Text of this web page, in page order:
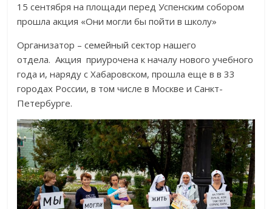
15 сентября на площади перед Успенским собором
прошла акция «Они могли бы пойти в школу»
Организатор – семейный сектор нашего
отдела. Акция приурочена к началу нового учебного
года и, наряду с Хабаровском, прошла еще в в 33
городах России, в том числе в Москве и Санкт-
Петербурге.